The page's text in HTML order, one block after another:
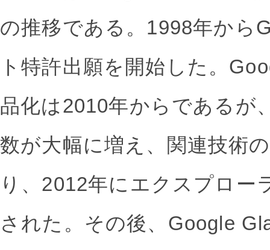
の推移である。1998年から
ト特許出願を開始した。
品化は2010年からであるが
数が大幅に増え、関連技術
り、2012年にエクスプロー
された。その後、Google